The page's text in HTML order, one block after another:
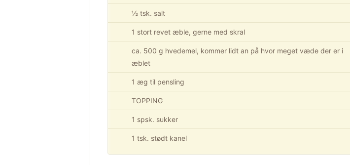
½ tsk. salt
1 stort revet æble, gerne med skral
ca. 500 g hvedemel, kommer lidt an på hvor meget væde der er i
æblet
1 æg til pensling
TOPPING
1 spsk. sukker
1 tsk. stødt kanel